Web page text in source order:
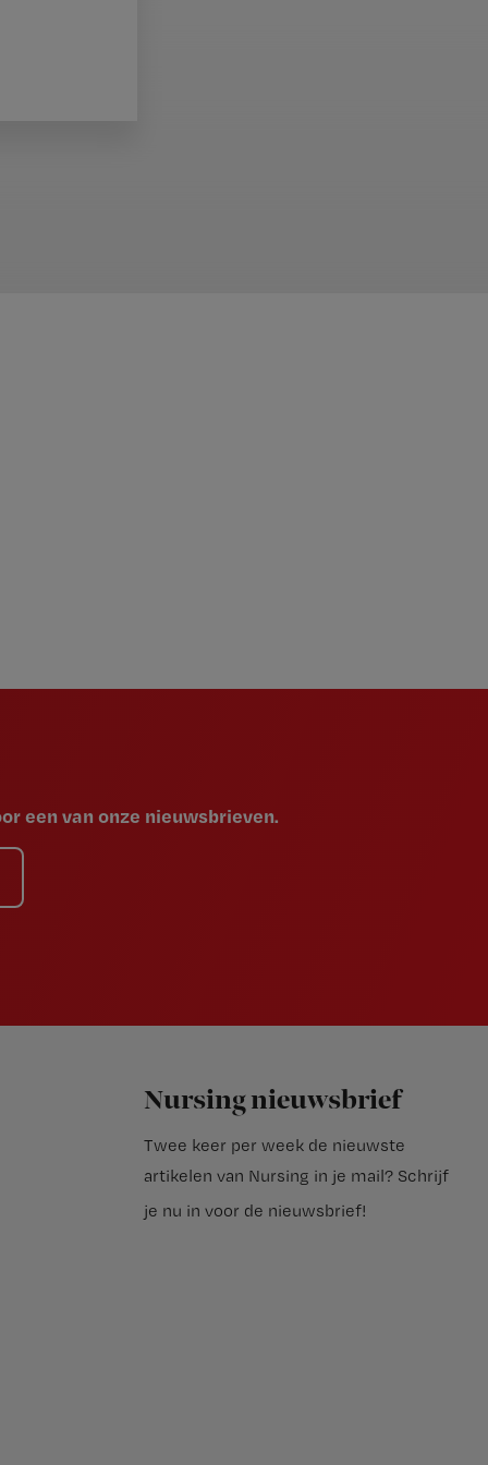
een van onze nieuwsbrieven.
Nursing nieuwsbrief
Twee keer per week de nieuwste
artikelen van Nursing in je mail? Schrijf
je nu in voor de nieuwsbrief!